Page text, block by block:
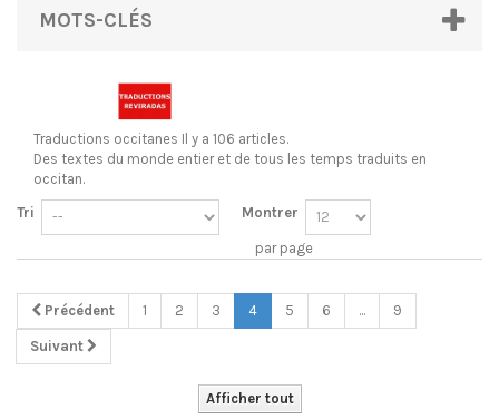
MOTS-CLÉS
Traductions occitanes Il y a 106 articles.
Des textes du monde entier et de tous les temps traduits en
occitan.
Tri
Montrer
par page
Précédent 1 2 3 4 5 6 ... 9
Suivant
Afficher tout